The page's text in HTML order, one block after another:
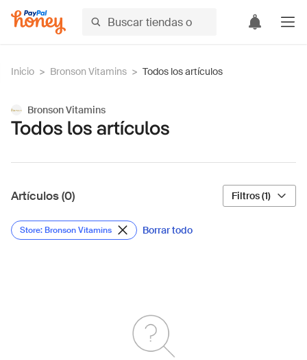
Inicio > Bronson Vitamins > Todos los artículos
Bronson Vitamins
Todos los artículos
Artículos (0) Filtros (1)
Store: Bronson Vitamins Borrar todo